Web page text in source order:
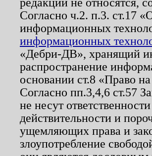
Согласно ч.2. п.3. ст.17
информационных
информационных
«Дебри-ДВ», хранящий
распространение
основании ст.8 «Право
Согласно пп.3,4,6 ст.57
не несут
действительности и
ущемляющих права и
злоупотребление